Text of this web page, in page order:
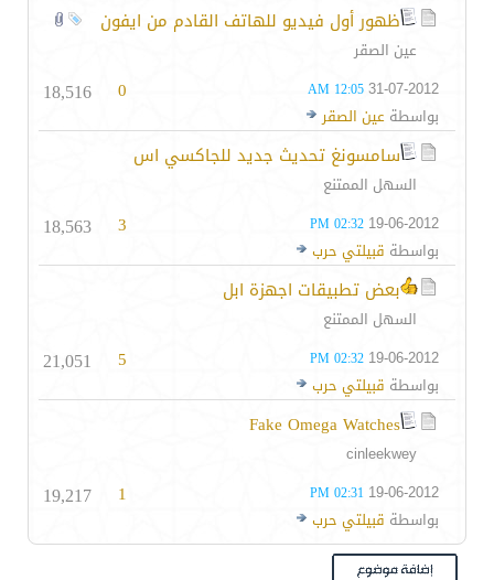
ظهور أول فيديو للهاتف القادم من ايفون
عين الصقر
31-07-2012
12:05 AM
بواسطة عين الصقر
0
18,516
سامسونغ تحديث جديد للجاكسي اس
السهل الممتنع
19-06-2012
02:32 PM
بواسطة قبيلتي حرب
3
18,563
بعض تطبيقات اجهزة ابل
السهل الممتنع
19-06-2012
02:32 PM
بواسطة قبيلتي حرب
5
21,051
Fake Omega Watches
cinleekwey
19-06-2012
02:31 PM
بواسطة قبيلتي حرب
1
19,217